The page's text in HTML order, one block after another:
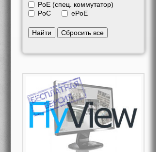
PoE (спец. коммутатор)
PoC
ePoE
Найти Сбросить все